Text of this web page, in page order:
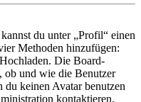
du unter „Profil“ einen
Methoden hinzufügen:
Die Board-
ob und wie die Benutzer
du keinen Avatar benutzen
kontaktieren.